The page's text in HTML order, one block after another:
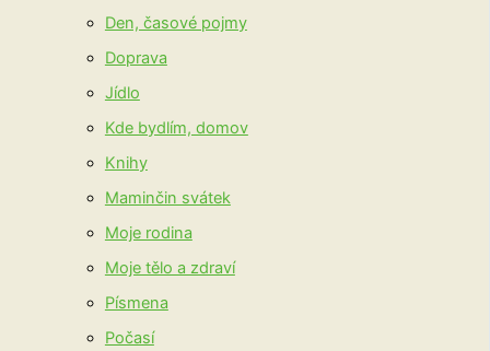
Den, časové pojmy
Doprava
Jídlo
Kde bydlím, domov
Knihy
Maminčin svátek
Moje rodina
Moje tělo a zdraví
Písmena
Počasí